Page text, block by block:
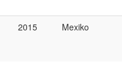
2015 Mexiko